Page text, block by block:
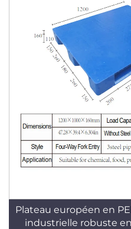
Plateau européen en
industrielle robuste